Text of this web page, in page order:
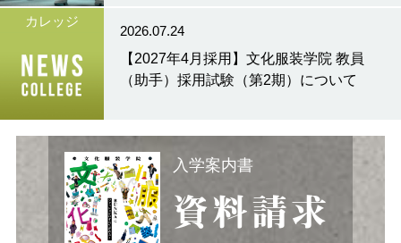
カレッジ
2026.07.24
【2027年4月採用】文化服装学院 教員
（助手）採用試験（第2期）について
入学案内書
資料請求